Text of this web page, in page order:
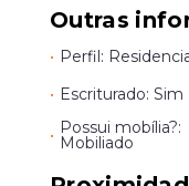
Outras
• Perfil:
• Escriturado: Sim
• Possui mobília?:
Mobiliado